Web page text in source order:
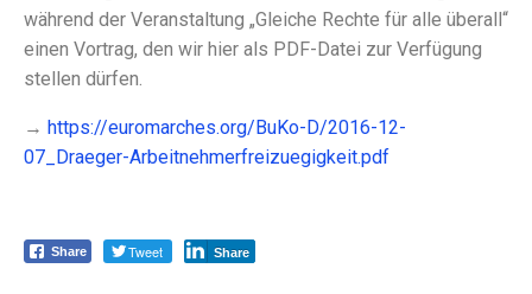
während der Veranstaltung „Gleiche Rechte für alle überall“
einen Vortrag, den wir hier als PDF-Datei zur Verfügung
stellen dürfen.
→ https://euromarches.org/BuKo-D/2016-12-
07_Draeger-Arbeitnehmerfreizuegigkeit.pdf
Share Tweet Share